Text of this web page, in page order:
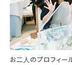
お二人のプロフィー